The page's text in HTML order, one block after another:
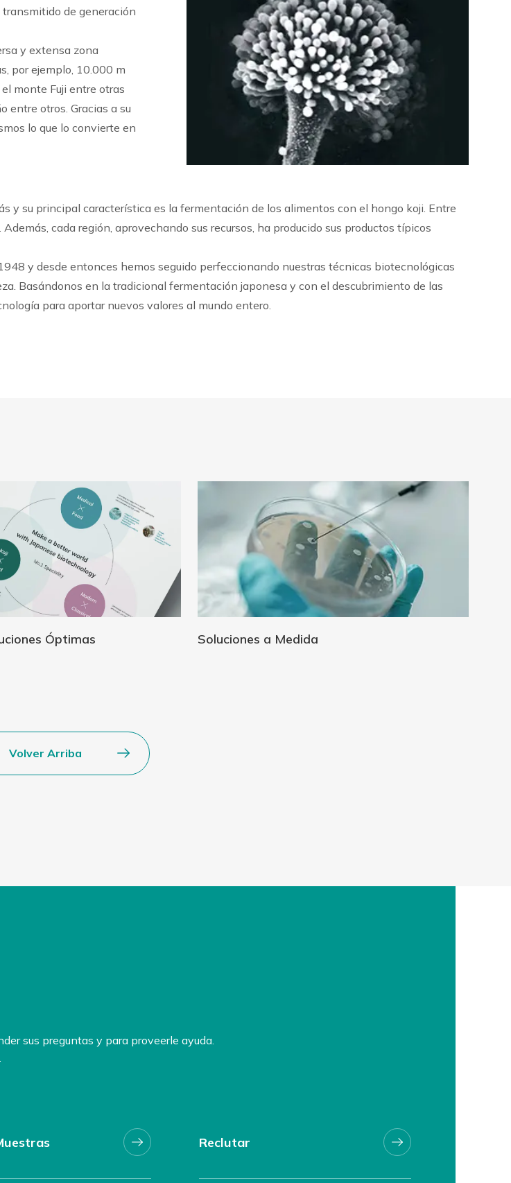
de generación
y extensa zona
por ejemplo, 10.000 m
monte Fuji entre otras
entre otros. Gracias a su
lo que lo convierte en
y su principal característica es la fermentación de los alimentos con el hongo koji. Entre
cada región, aprovechando sus recursos, ha producido sus productos típicos
y desde entonces hemos seguido perfeccionando nuestras técnicas biotecnológicas
Basándonos en la tradicional fermentación japonesa y con el descubrimiento de las
para aportar nuevos valores al mundo entero.
Óptimas Soluciones a Medida
Volver Arriba
sus preguntas y para proveerle ayuda.
Reclutar